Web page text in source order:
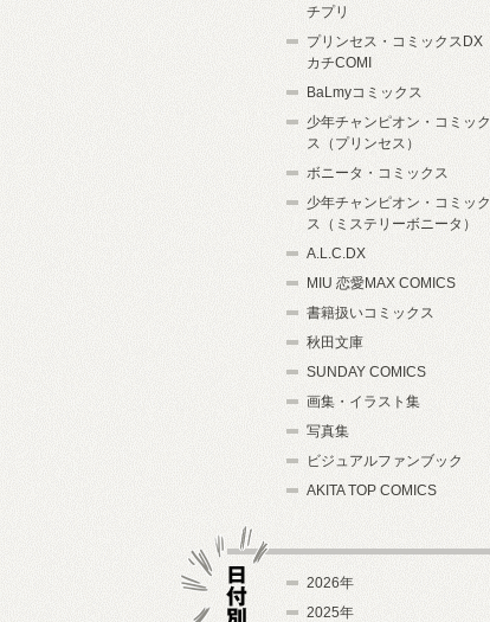
チプリ
プリンセス・コミックスDX
カチCOMI
BaLmyコミックス
少年チャンピオン・コミック
ス（プリンセス）
ボニータ・コミックス
少年チャンピオン・コミック
ス（ミステリーボニータ）
A.L.C.DX
MIU 恋愛MAX COMICS
書籍扱いコミックス
秋田文庫
SUNDAY COMICS
画集・イラスト集
写真集
ビジュアルファンブック
AKITA TOP COMICS
2026年
2025年